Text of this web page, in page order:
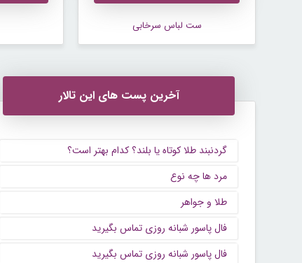
ست لباس سرخابی
آخرین پست های این تالار
گردنبند طلا کوتاه یا بلند؟ کدام بهتر است؟
مرد ها چه نوع
طلا و جواهر
فال پاسور شبانه روزی تماس بگیرید
فال پاسور شبانه روزی تماس بگیرید